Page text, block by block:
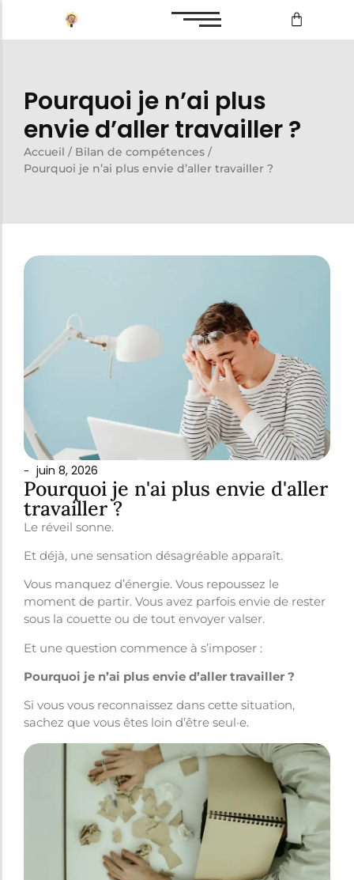
Bilan de compétences
Reconversion professionnelle
Pourquoi je n’ai plus
envie d’aller travailler ?
Accueil / Bilan de compétences /
Pourquoi je n’ai plus envie d’aller travailler ?
- juin 8, 2026
Pourquoi je n'ai plus envie d'aller
travailler ?
Le réveil sonne.
Et déjà, une sensation désagréable apparaît.
Vous manquez d’énergie. Vous repoussez le
moment de partir. Vous avez parfois envie de rester
sous la couette ou de tout envoyer valser.
Et une question commence à s’imposer :
Pourquoi je n’ai plus envie d’aller travailler ?
Si vous vous reconnaissez dans cette situation,
sachez que vous êtes loin d’être seul·e.